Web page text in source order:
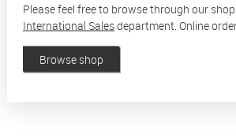
Please feel free to browse through our
International Salesdepartment. Online
Browse shop